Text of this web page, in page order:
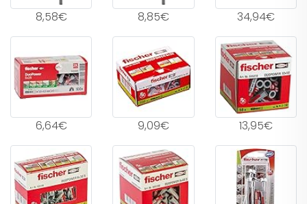
8,58€ 8,85€ 34,94€
6,64€ 9,09€ 13,95€